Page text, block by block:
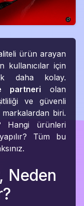
ürün arayan
kullanıcılar için
daha kolay.
partneri olan
ve güvenli
markalardan biri.
Hangi ürünleri
Tüm bu
Neden